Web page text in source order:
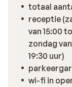
totaal
receptie
van 15:00
zondag
19:30 uur)
wi-fi in